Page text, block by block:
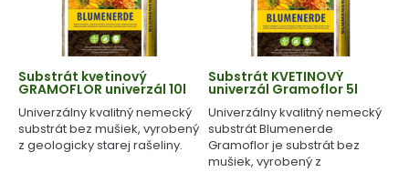
Substrát kvetinový
GRAMOFLOR univerzál 10l
Univerzálny kvalitný nemecký
substrát bez mušiek, vyrobený
z geologicky starej rašeliny.
Substrát KVETINOVÝ
univerzál Gramoflor 5l
Univerzálny kvalitný nemecký
substrát Blumenerde
Gramoflor je substrát bez
mušiek, vyrobený z